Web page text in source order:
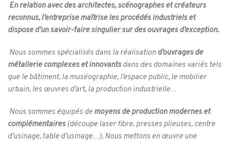
En relation avec des architectes, scénographes et créateurs
reconnus, l’entreprise maîtrise les procédés industriels et
dispose d’un savoir-faire singulier sur des ouvrages d’exception.
Nous sommes spécialisés dans la réalisation d’ouvrages de
métallerie complexes et innovantsdans des domaines variés tels
que le bâtiment, la muséographie, l’espace public, le mobilier
urbain, les œuvres d’art, la production industrielle…
Nous sommes équipés de moyens de production modernes et
complémentaires(découpe laser fibre, presses plieuses, centre
d’usinage, table d’usinage…). Nous mettons en œuvre une